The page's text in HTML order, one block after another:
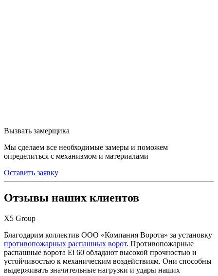
Вызвать замерщика
Мы сделаем все необходимые замеры и поможем
определиться с механизмом и материалами
Оставить заявку
Отзывы наших клиентов
Х5 Group
Благодарим коллектив ООО «Компания Ворота» за установку
противопожарных распашных ворот. Противопожарные
распашные ворота Ei 60 обладают высокой прочностью и
устойчивостью к механическим воздействиям. Они способны
выдерживать значительные нагрузки и удары наших